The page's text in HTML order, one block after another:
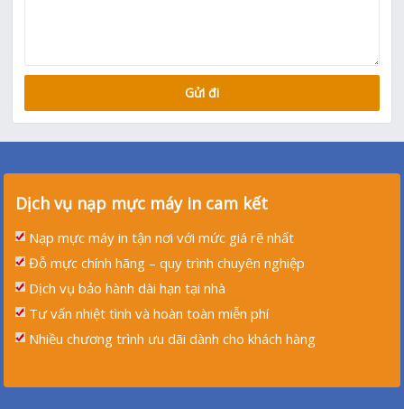
Dịch vụ nạp mực máy in cam kết
Nạp mực máy in tận nơi với mức giá rẽ nhất
Đỗ mực chính hãng – quy trình chuyên nghiệp
Dịch vụ bảo hành dài hạn tại nhà
Tư vấn nhiệt tình và hoàn toàn miễn phí
Nhiều chương trình ưu dãi dành cho khách hàng